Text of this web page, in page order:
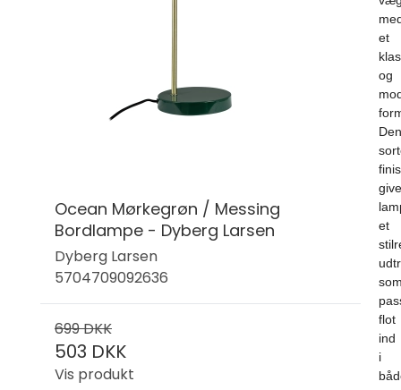
Ocean Mørkegrøn / Messing
Bordlampe - Dyberg Larsen
Dyberg Larsen
5704709092636
699 DKK
503 DKK
Vis produkt
et
og
Den
et
flot
ind
i